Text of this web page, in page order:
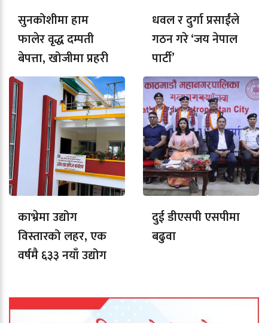
सुनकोशीमा हाम
फालेर वृद्ध दम्पती
बेपत्ता, खोजीमा प्रहरी
धवल र दुर्गा प्रसाईंले
गठन गरे ‘जय नेपाल
पार्टी’
काभ्रेमा उद्योग
विस्तारको लहर, एक
वर्षमै ६३३ नयाँ उद्योग
दुई डीएसपी एसपीमा
बढुवा